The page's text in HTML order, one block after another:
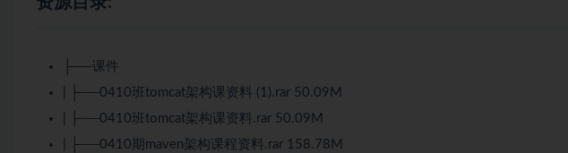
├──课件
| ├──0410班tomcat架构课资料 (1).rar 50.09M
| ├──0410班tomcat架构课资料.rar 50.09M
| ├──0410期maven架构课程资料.rar 158.78M